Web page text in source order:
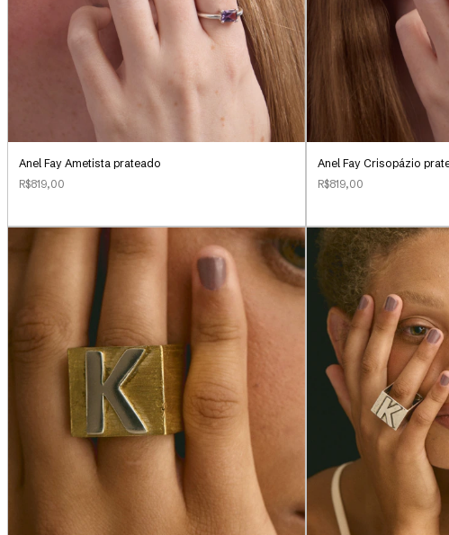
Anel Fay Ametista prateado
R$819,00
Anel Fay Crisopázio
R$819,00